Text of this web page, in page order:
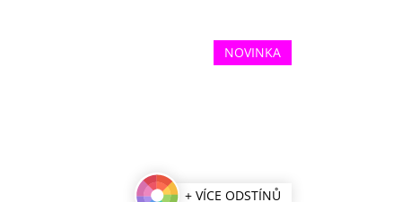
NOVINKA
+ VÍCE ODSTÍNŮ